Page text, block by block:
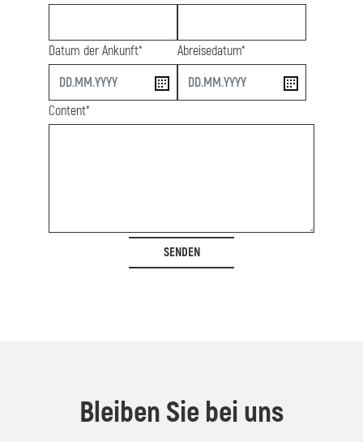
Datum der Ankunft*
start
Abreisedatum*
end
Content*
SENDEN
Bleiben Sie bei uns